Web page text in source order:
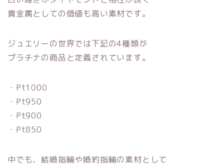
貴金属としての価値も高い素材です。
ジュエリーの世界では下記の4種類が
プラチナの商品と定義されています。
・Pt1000
・Pt950
・Pt900
・Pt850
中でも、結婚指輪や婚約指輪の素材として